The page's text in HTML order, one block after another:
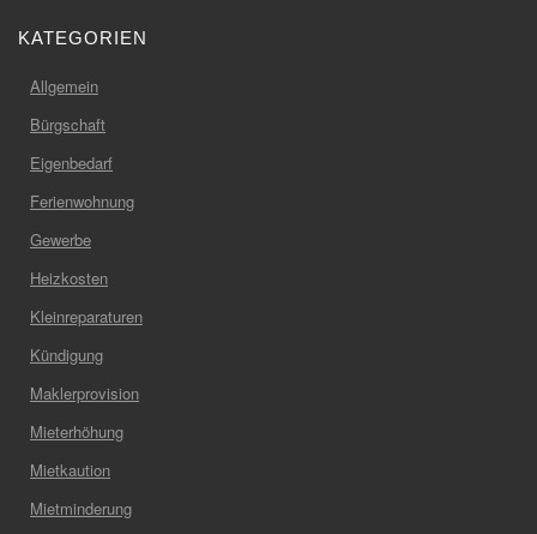
KATEGORIEN
Allgemein
Bürgschaft
Eigenbedarf
Ferienwohnung
Gewerbe
Heizkosten
Kleinreparaturen
Kündigung
Maklerprovision
Mieterhöhung
Mietkaution
Mietminderung